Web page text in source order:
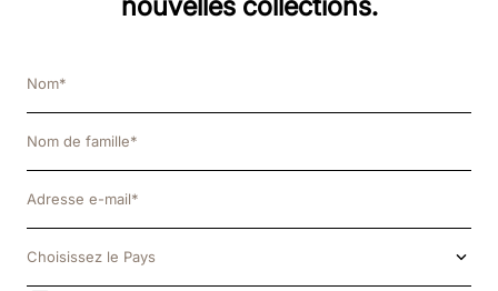
Choisissez le Pays